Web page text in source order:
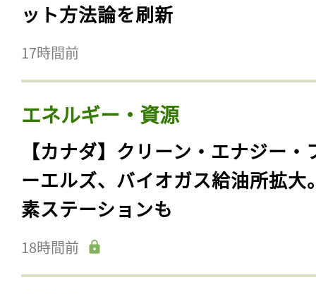
ット方法論を刷新
17時間前
エネルギー・資源
【カナダ】クリーン・エナジー・
ーエルズ、バイオガス給油所拡大
素ステーションも
18時間前